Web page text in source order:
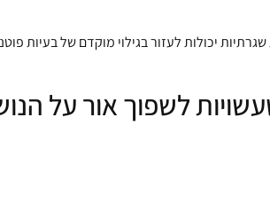
יכולות לעזור בגילוי מוקדם של בעיות
לשפוך אור על